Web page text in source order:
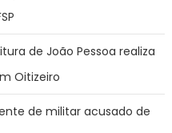
de João Pessoa realiza
Oitizeiro
de militar acusado de